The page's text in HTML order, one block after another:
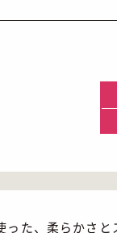
った、柔らかさ